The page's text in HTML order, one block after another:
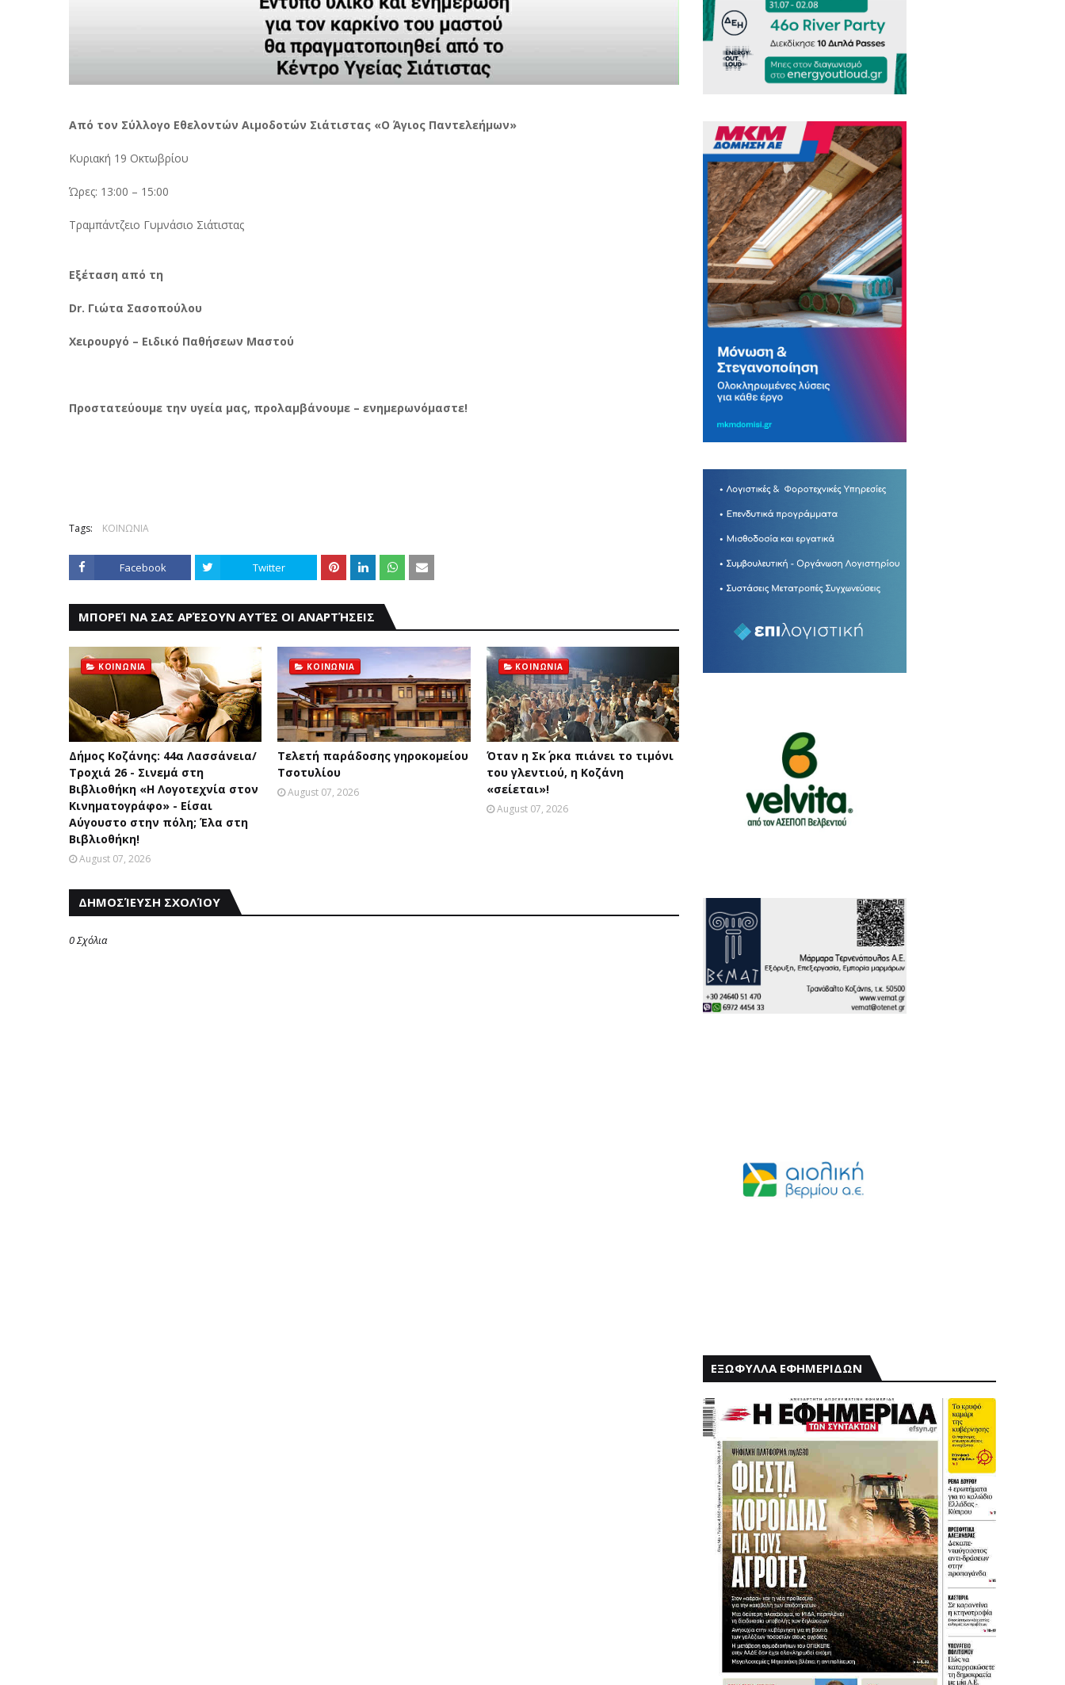
Aπό τον Σύλλογο Εθελοντών Αιμοδοτών Σιάτιστας «Ο Άγιος Παντελεήμων»
Κυριακή 19 Οκτωβρίου
Ώρες: 13:00 – 15:00
Τραμπάντζειο Γυμνάσιο Σιάτιστας
Εξέταση από τη
Dr. Γιώτα Σασοπούλου
Χειρουργό – Ειδικό Παθήσεων Μαστού
Προστατεύουμε την υγεία μας, προλαμβάνουμε – ενημερωνόμαστε!
Tags: ΚΟΙΝΩΝΙΑ
Facebook Twitter
ΜΠΟΡΕΊ ΝΑ ΣΑΣ ΑΡΈΣΟΥΝ ΑΥΤΈΣ ΟΙ ΑΝΑΡΤΉΣΕΙΣ
ΚΟΙΝΩΝΙΑ
Δήμος Κοζάνης: 44α Λασσάνεια/
Τροχιά 26 - Σινεμά στη
Βιβλιοθήκη «Η Λογοτεχνία στον
Κινηματογράφο» - Είσαι
Αύγουστο στην πόλη; Έλα στη
Βιβλιοθήκη!
August 07, 2026
ΚΟΙΝΩΝΙΑ
Τελετή παράδοσης γηροκομείου
Τσοτυλίου
August 07, 2026
ΚΟΙΝΩΝΙΑ
Όταν η Σκ΄ ρκα πιάνει το τιμόνι
του γλεντιού, η Κοζάνη
«σείεται»!
August 07, 2026
ΔΗΜΟΣΊΕΥΣΗ ΣΧΟΛΊΟΥ
0 Σχόλια
ΕΞΩΦΥΛΛΑ ΕΦΗΜΕΡΙΔΩΝ